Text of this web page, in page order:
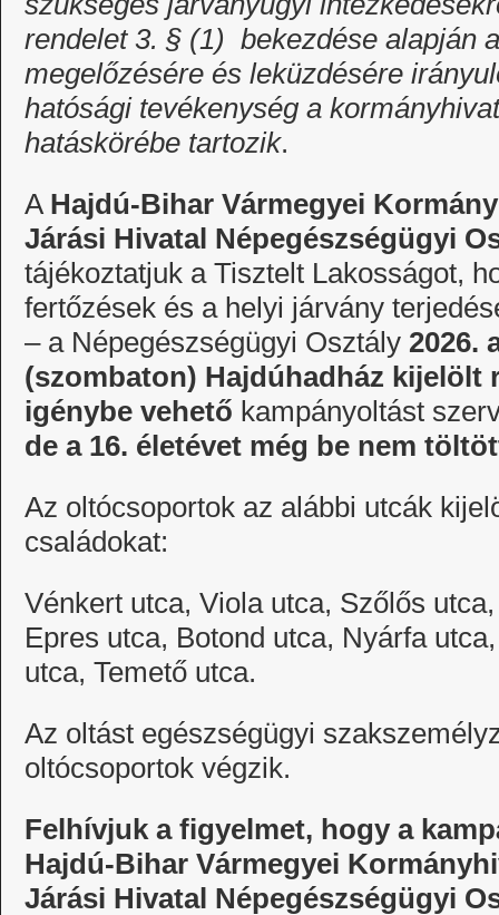
rendelet 3. § (1) bekezdése alapján
megelőzésére és leküzdésére
hatósági tevékenység a
hatáskörébe tartozik.
A Hajdú-Bihar Vármegyei
Járási Hivatal Népegészségügyi
tájékoztatjuk a Tisztelt Lakosságot,
fertőzések és a helyi járvány
– a Népegészségügyi Osztály 2026.
(szombaton) Hajdúhadház kijelölt
igénybe vehető kampányoltást
de a 16. életévet még be nem
Az oltócsoportok az alábbi utcák
családokat:
Vénkert utca, Viola utca, Szőlős
Epres utca, Botond utca, Nyárfa
utca, Temető utca.
Az oltást egészségügyi
oltócsoportok végzik.
Felhívjuk a figyelmet, hogy a
Hajdú-Bihar Vármegyei
Járási Hivatal Népegészségügyi